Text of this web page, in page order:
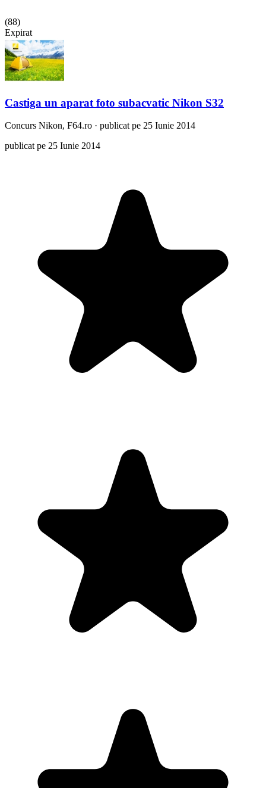
(88)
Expirat
Castiga un aparat foto subacvatic Nikon S32
Concurs Nikon, F64.ro · publicat pe 25 Iunie 2014
publicat pe 25 Iunie 2014